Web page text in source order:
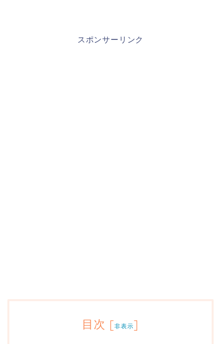
スポンサーリンク
目次 [非表示]